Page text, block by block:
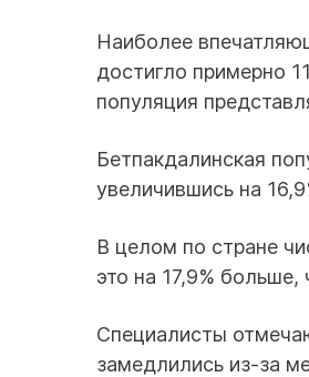
Наиболее
достигло примерно
популяция
Бетпакдалинская
увеличившись на
В целом по стране
это на 17,9%
Специалисты
замедлились из-за